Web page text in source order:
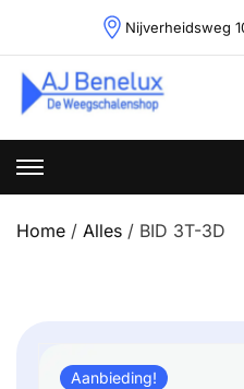
content
Nijverheidsweg
Weegschalenshop |
Weegoplossingen
Home / Alles / BID 3T-3D
Aanbieding!